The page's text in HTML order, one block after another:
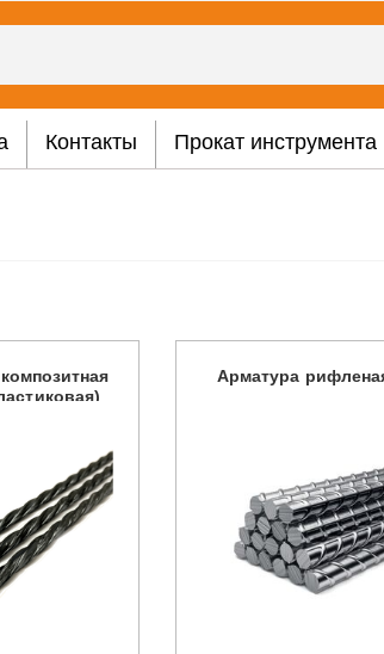
Контакты Прокат инструмента
Арматура